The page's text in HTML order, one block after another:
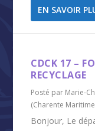
EN SAVOIR
CDCK 17 –
RECYCLAGE
Posté par Marie-
(Charente
Bonjour, Le